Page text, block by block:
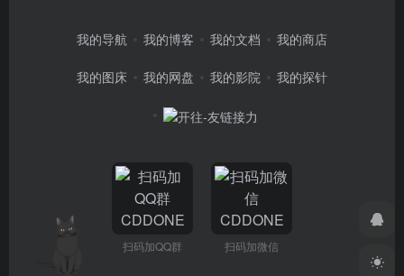
我的导航 我的博客 我的文档 我的商店
我的图床 我的网盘 我的影院 我的探针
扫码加QQ群 扫码加微信